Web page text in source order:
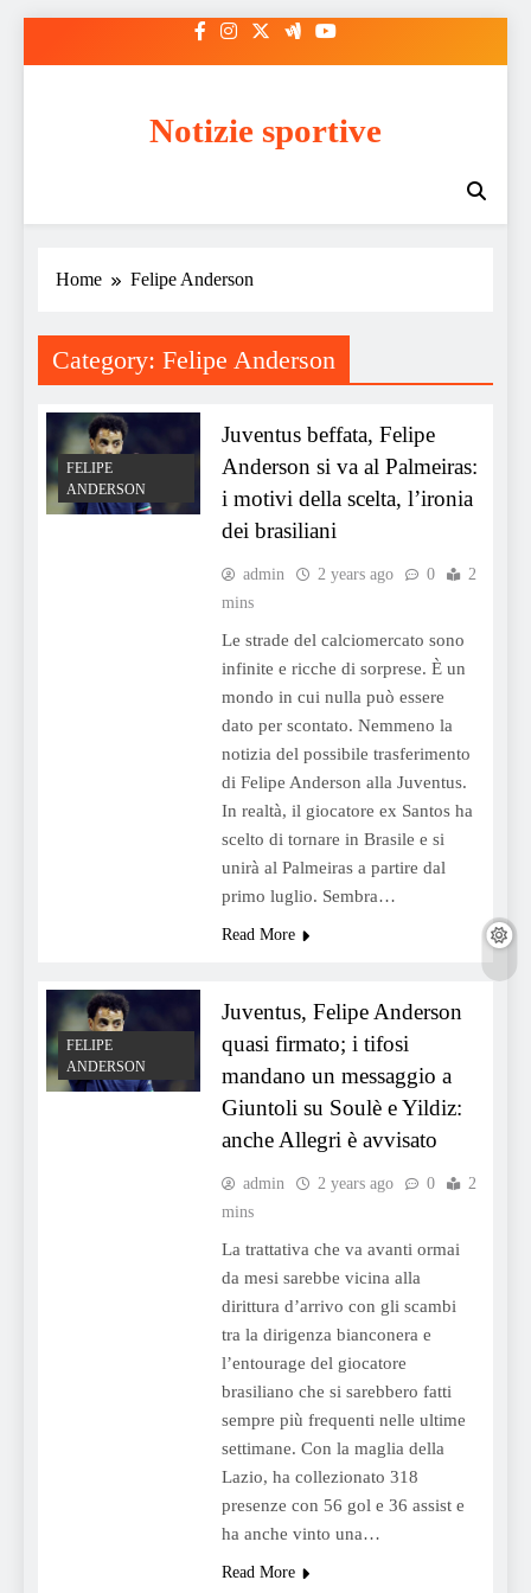
Notizie sportive
Home Felipe Anderson
Category: Felipe Anderson
FELIPE
ANDERSON
Juventus beffata, Felipe
Anderson si va al Palmeiras:
i motivi della scelta, l’ironia
dei brasiliani
admin 2 years ago 0
2
mins
Le strade del calciomercato sono
infinite e ricche di sorprese. È un
mondo in cui nulla può essere
dato per scontato. Nemmeno la
notizia del possibile trasferimento
di Felipe Anderson alla Juventus.
In realtà, il giocatore ex Santos ha
scelto di tornare in Brasile e si
unirà al Palmeiras a partire dal
primo luglio. Sembra…
Read More
FELIPE
ANDERSON
Juventus, Felipe Anderson
quasi firmato; i tifosi
mandano un messaggio a
Giuntoli su Soulè e Yildiz:
anche Allegri è avvisato
admin 2 years ago 0
2
mins
La trattativa che va avanti ormai
da mesi sarebbe vicina alla
dirittura d’arrivo con gli scambi
tra la dirigenza bianconera e
l’entourage del giocatore
brasiliano che si sarebbero fatti
sempre più frequenti nelle ultime
settimane. Con la maglia della
Lazio, ha collezionato 318
presenze con 56 gol e 36 assist e
ha anche vinto una…
Read More